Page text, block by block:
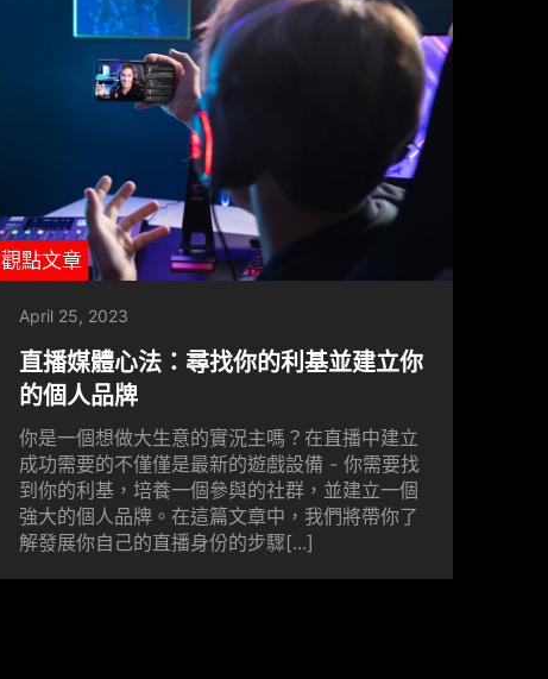
觀點文章
April 25, 2023
直播媒體心法：尋找你的利基並建立你
的個人品牌
你是一個想做大生意的實況主嗎？在直播中建立
成功需要的不僅僅是最新的遊戲設備 - 你需要找
到你的利基，培養一個參與的社群，並建立一個
強大的個人品牌。在這篇文章中，我們將帶你了
解發展你自己的直播身份的步驟[...]